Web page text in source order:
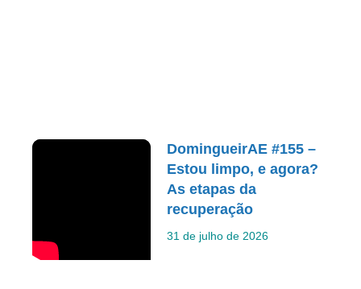
DomingueirAE #155 –
Estou limpo, e agora?
As etapas da
recuperação
31 de julho de 2026